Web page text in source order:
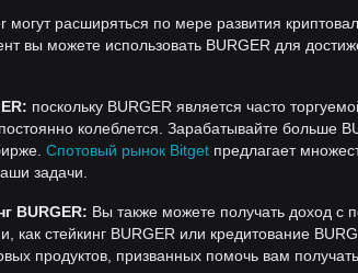
могут расширяться по мере развития
вы можете использовать BURGER для
поскольку BURGER является часто
колеблется. Зарабатывайте больше
Спотовый рынок Bitget предлагает
задачи.
BURGER: Вы также можете получать доход с
стейкинг BURGER или кредитование
продуктов, призванных помочь вам